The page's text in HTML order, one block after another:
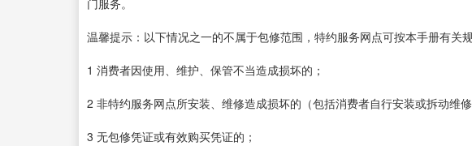
门服务。
温馨提示：以下情况之一的不属于包修范围，特约服务网点可按本手册有关
1 消费者因使用、维护、保管不当造成损坏的；
2 非特约服务网点所安装、维修造成损坏的（包括消费者自行安装或拆动维修
3 无包修凭证或有效购买凭证的；